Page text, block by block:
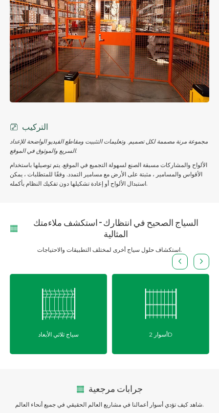
التركيب
مجموعة مرنة مصممة لكل تصميم. وتعليمات التثبيت ومقاطع الفيديو الواضحة للإعداد
السريع والموثوق في الموقع.
الألواح والمشاركات مسبقة الصنع لسهولة التجميع في الموقع. يتم توصيلها باستخدام
الأقواس والمسامير ، مثبتة على الأرض مع مسامير التمدد. وفقًا للمتطلبات ، يمكن
استبدال الألواح أو إعادة تشكيلها دون تفكيك النظام بأكمله.
السياج الصحيح في انتظارك – استكشف ملاءمتك
المثالية
استكشاف حلول سياج أخرى لمختلف التطبيقات والاحتياجات.
سياج ثلاثي الأبعاد أسوار 2D
جرابات مرجعية
شاهد كيف تؤدي أسوار أعمالنا في مشاريع العالم الحقيقي في جميع أنحاء العالم.